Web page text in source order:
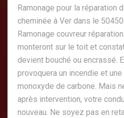
Ramonage pour la réparation
cheminée à Ver dans le
Ramonage couvreur
monteront sur le toit et
devient bouché ou encrassé.
provoquera un incendie et
monoxyde de carbone. Mais
après intervention, votre
nouveau. Ne soyez pas en